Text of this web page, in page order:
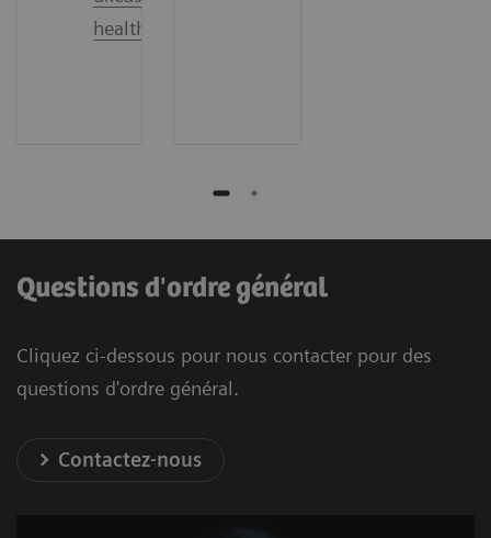
healthineers.com
Questions d'ordre général
Cliquez ci-dessous pour nous contacter pour des
questions d'ordre général.
Contactez-nous